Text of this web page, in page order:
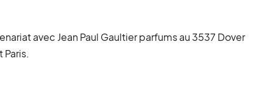
avec Jean Paul Gaultier parfums au 3537 Dover